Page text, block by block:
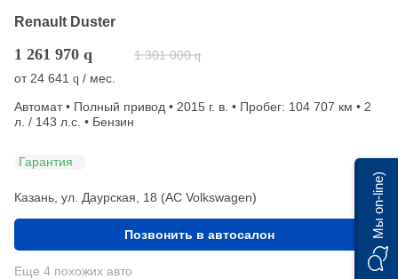
Renault Duster
1 261 970 q 1 301 000 q
от 24 641 q / мес.
Автомат • Полный привод • 2015 г. в. • Пробег: 104 707 км • 2
л. / 143 л.с. • Бензин
Гарантия
Казань, ул. Даурская, 18 (АС Volkswagen)
Позвонить в автосалон
Еще 4 похожих авто
Мы on-line)